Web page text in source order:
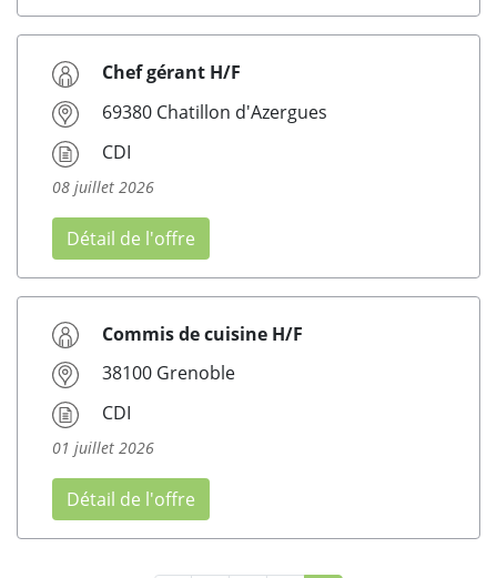
Chef gérant H/F
69380 Chatillon d'Azergues
CDI
08 juillet 2026
Détail de l'offre
Commis de cuisine H/F
38100 Grenoble
CDI
01 juillet 2026
Détail de l'offre